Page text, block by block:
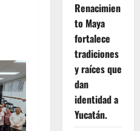
Renacimien
to Maya
fortalece
tradiciones
y raíces que
dan
identidad a
Yucatán.